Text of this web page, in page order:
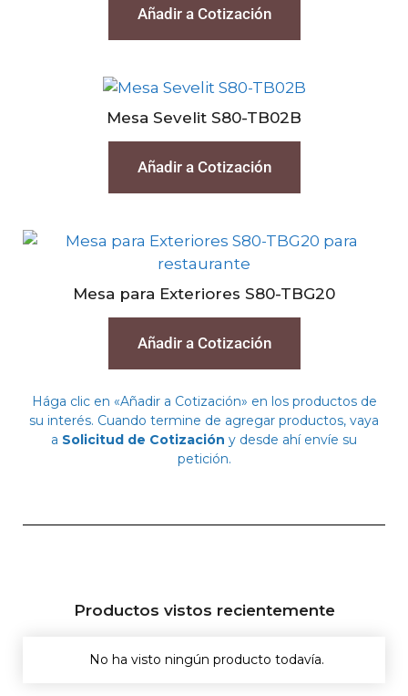
Añadir a Cotización
Mesa Sevelit S80-TB02B
Añadir a Cotización
Mesa para Exteriores S80-TBG20
Añadir a Cotización
Hága clic en «Añadir a Cotización» en los productos de
su interés. Cuando termine de agregar productos, vaya
a Solicitud de Cotización y desde ahí envíe su
petición.
Productos vistos recientemente
No ha visto ningún producto todavía.